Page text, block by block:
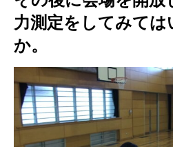
力測定をしてみては
か。